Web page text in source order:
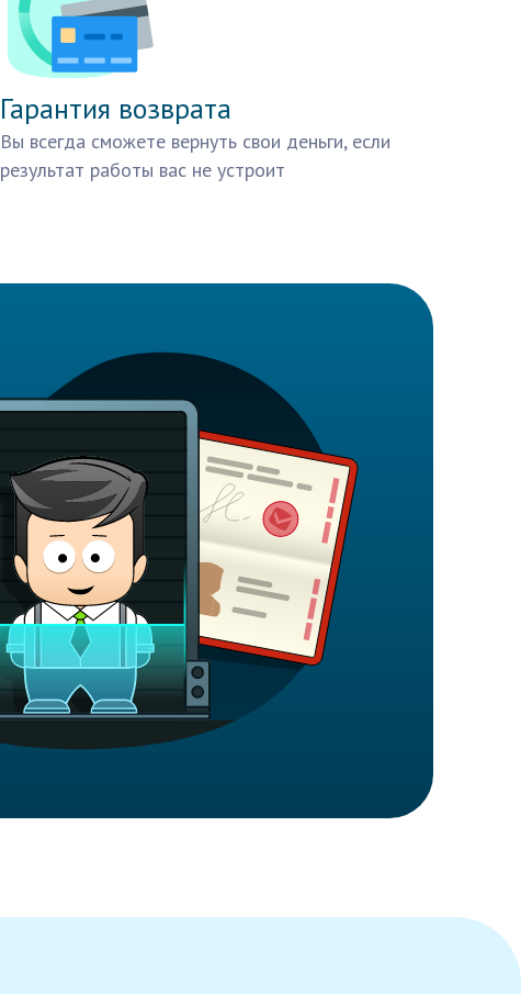
Гарантия возврата
Вы всегда сможете вернуть свои деньги, если
результат работы вас не устроит